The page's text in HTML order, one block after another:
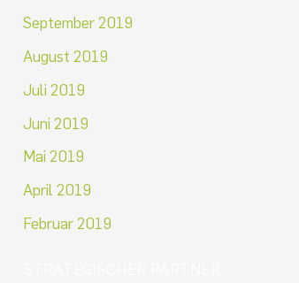
September 2019
August 2019
Juli 2019
Juni 2019
Mai 2019
April 2019
Februar 2019